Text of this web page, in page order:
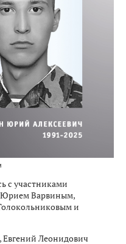
с участниками
Юрием Варвиным,
и
Леонидович